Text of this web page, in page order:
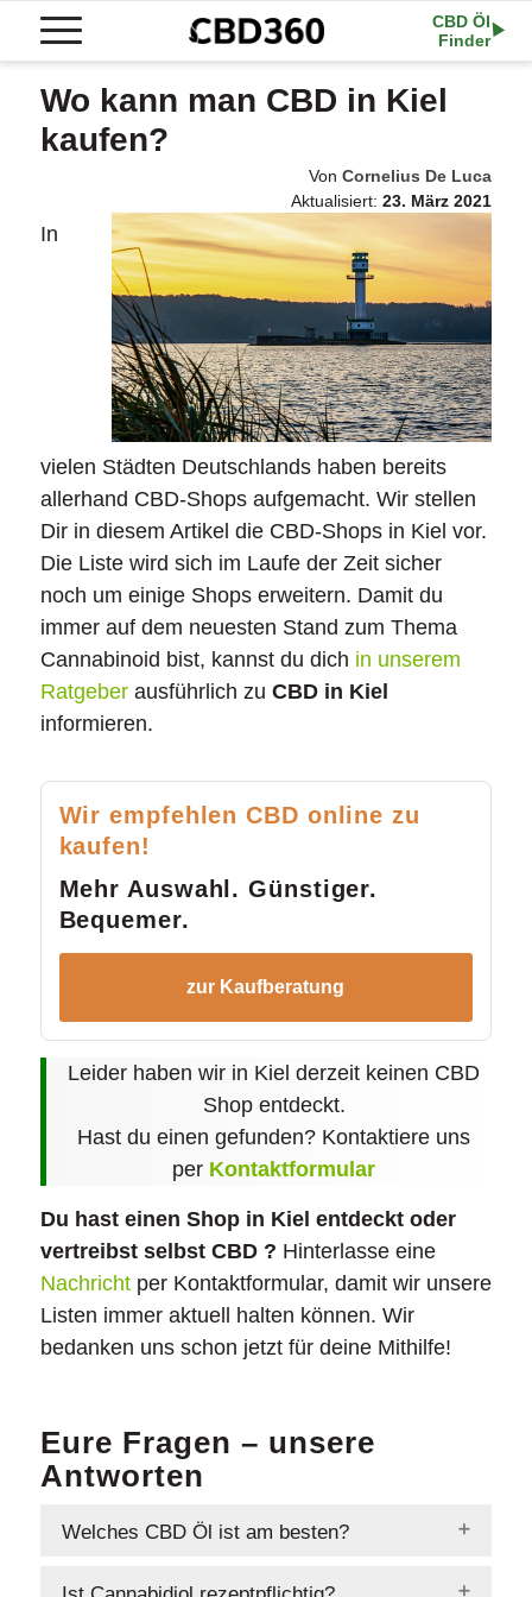
CBD Öl
Finder
Wo kann man CBD in Kiel
kaufen?
VonCornelius De Luca
Aktualisiert:23. März 2021
In
vielen Städten Deutschlands haben bereits
allerhand CBD-Shops aufgemacht. Wir stellen
Dir in diesem Artikel die CBD-Shops in Kiel vor.
Die Liste wird sich im Laufe der Zeit sicher
noch um einige Shops erweitern. Damit du
immer auf dem neuesten Stand zum Thema
Cannabinoid bist, kannst du dich in unserem
Ratgeberausführlich zu CBD in Kiel
informieren.
Wir empfehlen CBD online zu
kaufen!
Mehr Auswahl. Günstiger.
Bequemer.
zur Kaufberatung
Leider haben wir in Kiel derzeit keinen CBD
Shop entdeckt.
Hast du einen gefunden? Kontaktiere uns
per Kontaktformular
Du hast einen Shop in Kiel entdeckt oder
vertreibst selbst CBD ? Hinterlasse eine
Nachrichtper Kontaktformular, damit wir unsere
Listen immer aktuell halten können. Wir
bedanken uns schon jetzt für deine Mithilfe!
Eure Fragen – unsere
Antworten
Welches CBD Öl ist am besten?
Es gibt viele Hersteller von CBD Öl. Beim